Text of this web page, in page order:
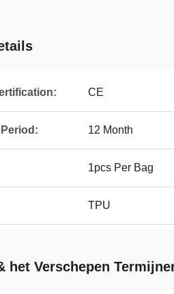
CE
12 Month
1pcs Per Bag
TPU
het Verschepen